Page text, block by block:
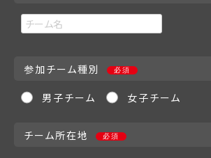
参加チーム種別 必須
男子チーム 女子チーム
チーム所在地 必須